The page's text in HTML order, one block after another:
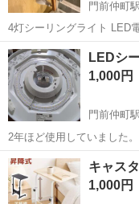
門前仲町駅
4灯シーリングライト LED
ん。 3年前に17,000円ほどで購入しました。 引越しを機に使用しなく
なったため、出品します。 取りに来てくださる方優先させて頂きま
す。
東京 江東区 門前仲
LEDシ
1,000円
門前仲町駅
2年ほど使用していました
ますが、リモコンが少し日
態はいいのでまだまだ使えます！ 【希望取引場所】門
【希望取引日時】月〜土曜
東京 江東区 門前
キャス
1,000円